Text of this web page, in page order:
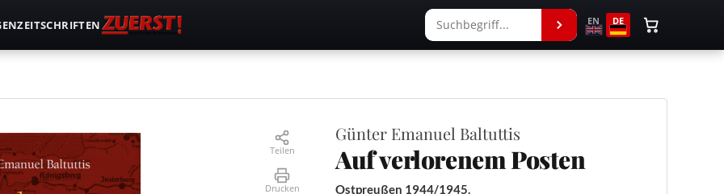
ZEITSCHRIFTEN EN DE
Teilen
Drucken
Günter Emanuel Baltuttis
Auf verlorenem Posten
Ostpreußen 1944/1945.